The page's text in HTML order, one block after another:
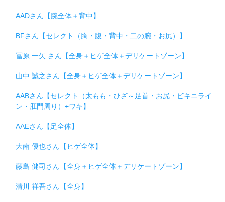
AADさん【腕全体＋背中】
BFさん【セレクト（胸・腹・背中・二の腕・お尻）】
冨原 一矢 さん【全身＋ヒゲ全体＋デリケートゾーン】
山中 誠之さん【全身＋ヒゲ全体＋デリケートゾーン】
AABさん【セレクト（太もも・ひざ～足首・お尻・ビキニライ
ン・肛門周り）+ワキ】
AAEさん【足全体】
大南 優也さん【ヒゲ全体】
藤島 健司さん【全身＋ヒゲ全体＋デリケートゾーン】
清川 祥吾さん【全身】